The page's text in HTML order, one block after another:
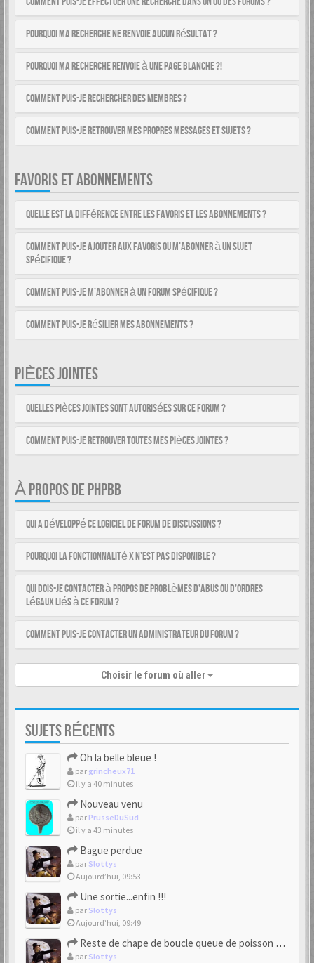
Pourquoi ma recherche ne renvoie aucun résultat ?
Pourquoi ma recherche renvoie à une page blanche ?!
Comment puis-je rechercher des membres ?
Comment puis-je retrouver mes propres messages et sujets ?
FAVORIS ET ABONNEMENTS
Quelle est la différence entre les favoris et les abonnements ?
Comment puis-je ajouter aux favoris ou m’abonner à un sujet
spécifique ?
Comment puis-je m’abonner à un forum spécifique ?
Comment puis-je résilier mes abonnements ?
PIÈCES JOINTES
Quelles pièces jointes sont autorisées sur ce forum ?
Comment puis-je retrouver toutes mes pièces jointes ?
À PROPOS DE PHPBB
Qui a développé ce logiciel de forum de discussions ?
Pourquoi la fonctionnalité X n’est pas disponible ?
Qui dois-je contacter à propos de problèmes d’abus ou d’ordres
légaux liés à ce forum ?
Comment puis-je contacter un administrateur du forum ?
Choisir le forum où aller
SUJETS RÉCENTS
Oh la belle bleue !
par grincheux71
il y a 40 minutes
Nouveau venu
par PrusseDuSud
il y a 43 minutes
Bague perdue
par Slottys
Aujourd’hui, 09:53
Une sortie...enfin !!!
par Slottys
Aujourd’hui, 09:49
Reste de chape de boucle queue de poisson bipartite 17/18eme
par Slottys